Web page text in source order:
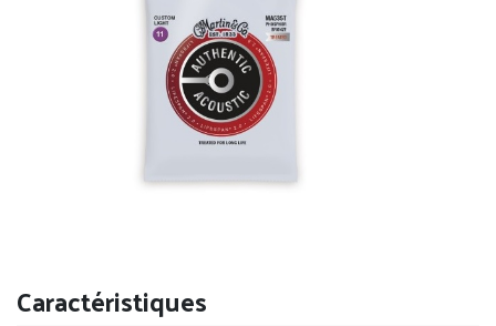
Caractéristiques